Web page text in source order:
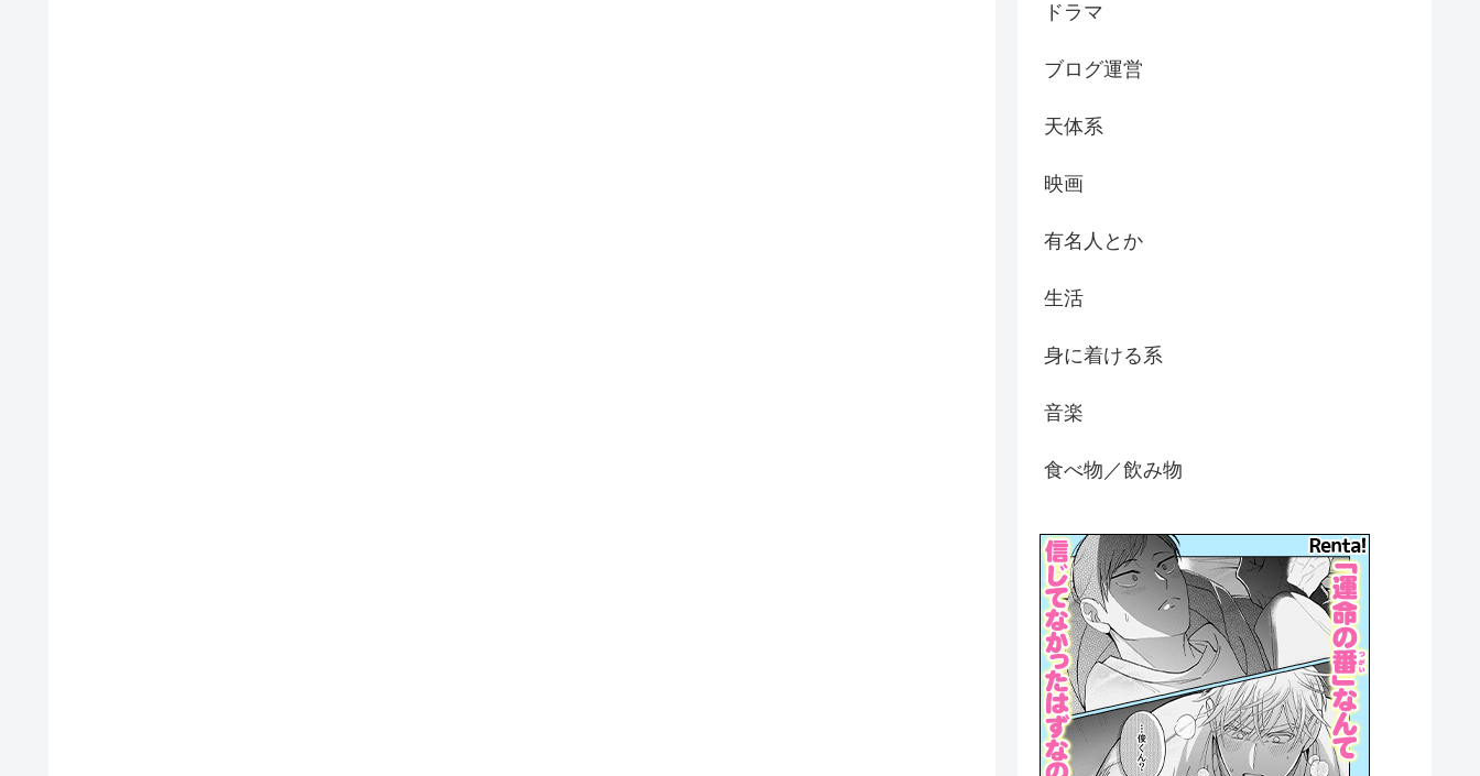
ドラマ
ブログ運営
天体系
映画
有名人とか
生活
身に着ける系
音楽
食べ物／飲み物